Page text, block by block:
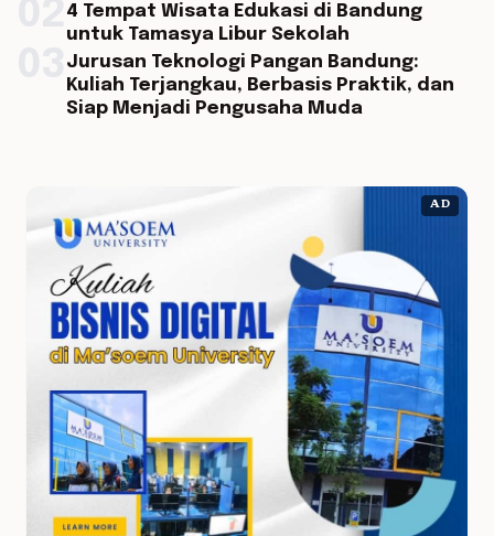
4 Tempat Wisata Edukasi di Bandung
untuk Tamasya Libur Sekolah
Jurusan Teknologi Pangan Bandung:
Kuliah Terjangkau, Berbasis Praktik, dan
Siap Menjadi Pengusaha Muda
AD